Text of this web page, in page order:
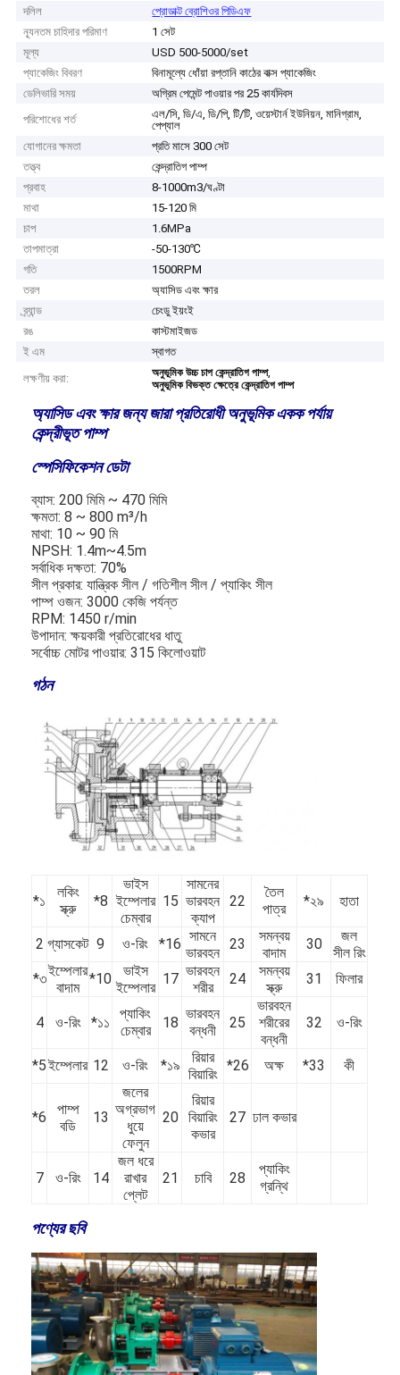
বাড়ি
পণ্য
ভিডিও
দলিল
প্রোডাক্ট ব্রোশিওর পিডিএফ
ন্যূনতম চাহিদার পরিমাণ
1 সেট
মূল্য
USD 500-5000/set
প্যাকেজিং বিবরণ
বিনামূল্যে ধোঁয়া রপ্তানি কাঠের বাক্স প্যাকেজিং
ডেলিভারি সময়
অগ্রিম পেমেন্ট পাওয়ার পর 25 কার্যদিবস
পরিশোধের শর্ত
এল/সি, ডি/এ, ডি/পি, টি/টি, ওয়েস্টার্ন ইউনিয়ন, মানিগ্রাম,
পেপ্যাল
যোগানের ক্ষমতা
প্রতি মাসে 300 সেট
তত্ত্ব
কেন্দ্রাতিগ পাম্প
প্রবাহ
8-1000m3/ঘণ্টা
মাথা
15-120 মি
চাপ
1.6MPa
তাপমাত্রা
-50-130℃
গতি
1500RPM
তরল
অ্যাসিড এবং ক্ষার
ব্র্যান্ড
চেংডু ইয়ংই
রঙ
কাস্টমাইজড
ই এম
স্বাগত
লক্ষণীয় করা:
অনুভূমিক উচ্চ চাপ কেন্দ্রাতিগ পাম্প,
অনুভূমিক বিভক্ত ক্ষেত্রে কেন্দ্রাতিগ পাম্প
অ্যাসিড এবং ক্ষার জন্য জারা প্রতিরোধী অনুভূমিক একক পর্যায়
কেন্দ্রীভূত পাম্প
স্পেসিফিকেশন ডেটা
ব্যাস: 200 মিমি ~ 470 মিমি
ক্ষমতা: 8 ~ 800 m³/h
মাথা: 10 ~ 90 মি
NPSH: 1.4m~4.5m
সর্বাধিক দক্ষতা: 70%
সীল প্রকার: যান্ত্রিক সীল / গতিশীল সীল / প্যাকিং সীল
পাম্প ওজন: 3000 কেজি পর্যন্ত
RPM: 1450 r/min
উপাদান: ক্ষয়কারী প্রতিরোধের ধাতু
সর্বোচ্চ মোটর পাওয়ার: 315 কিলোওয়াট
গঠন
*১
লকিং
স্ক্রু
*8
ভাইস
ইম্পেলার
চেম্বার
15
সামনের
ভারবহন
ক্যাপ
22
তৈল
পাত্র
*২৯ হাতা
2 গ্যাসকেট 9 ও-রিং *16 সামনে
ভারবহন
23
সমন্বয়
বাদাম
30
জল
সীল রিং
*৩ইম্পেলার
বাদাম
*10
ভাইস
ইম্পেলার
17 ভারবহন
শরীর
24
সমন্বয়
স্ক্রু
31 ফিলার
4 ও-রিং *১১
প্যাকিং
চেম্বার
18
ভারবহন
বন্ধনী
25
ভারবহন
শরীরের
বন্ধনী
32 ও-রিং
*5ইম্পেলার 12 ও-রিং *১৯
রিয়ার
বিয়ারিং
*26 অক্ষ *33 কী
*6
পাম্প
বডি
13
জলের
অগ্রভাগ
ধুয়ে
ফেলুন
20
রিয়ার
বিয়ারিং
কভার
27 ঢাল কভার
7 ও-রিং 14
জল ধরে
রাখার
প্লেট
21 চাবি 28
প্যাকিং
গ্রন্থি
পণ্যের ছবি